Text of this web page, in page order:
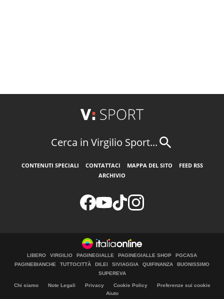
Cerca in Virgilio Sport...
CONTENUTI SPECIALI CONTATTACI MAPPA DEL SITO
FEED RSS
ARCHIVIO
LIBERO VIRGILIO PAGINEGIALLE PAGINEGIALLE SHOP
PGCASA
PAGINEBIANCHE
TUTTOCITTÀ DILEI SIVIAGGIA QUIFINANZA
BUONISSIMO
SUPEREVA
Chi siamo Note Legali Privacy Cookie Policy
Preferenze sui cookie
Aiuto